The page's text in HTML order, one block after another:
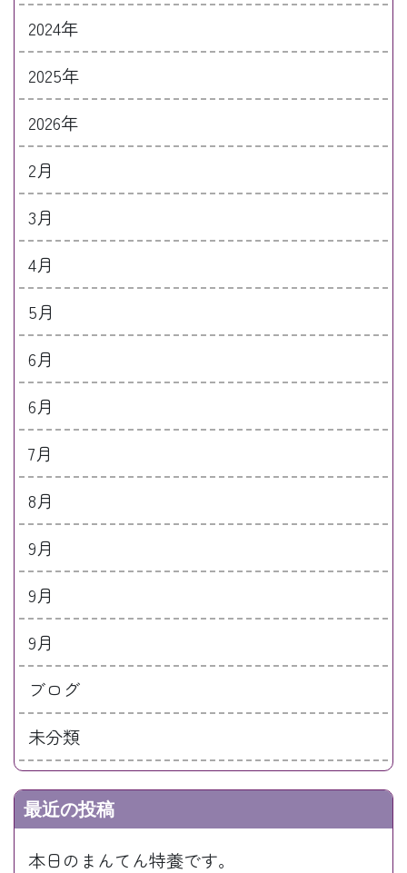
2024年
2025年
2026年
2月
3月
4月
5月
6月
6月
7月
8月
9月
9月
9月
ブログ
未分類
最近の投稿
本日のまんてん特養です。